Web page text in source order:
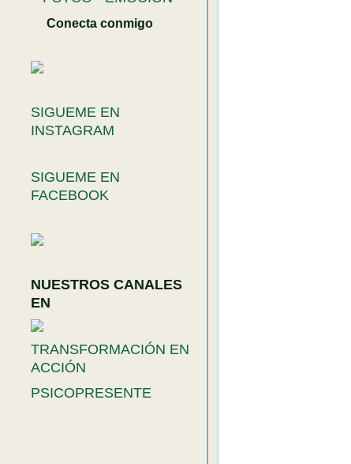
Conecta conmigo
SIGUEME EN
INSTAGRAM
SIGUEME EN
FACEBOOK
NUESTROS CANALES
EN
TRANSFORMACIÓN EN
ACCIÓN
PSICOPRESENTE